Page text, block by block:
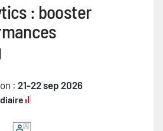
: booster
: 21-22 sep 2026